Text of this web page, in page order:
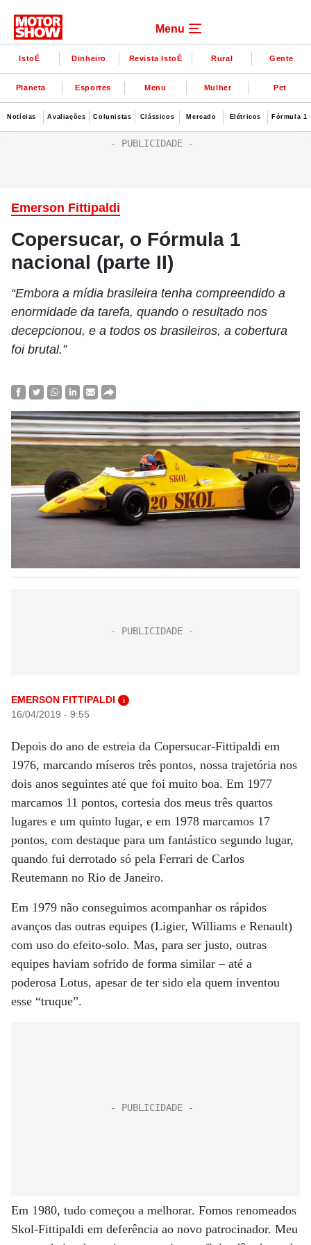
Menu
IstoÉ Dinheiro Revista IstoÉ Rural Gente
Planeta Esportes Menu Mulher Pet
Notícias Avaliações Colunistas Clássicos Mercado Elétricos Fórmula 1
Emerson Fittipaldi
Copersucar, o Fórmula 1
nacional (parte II)
“Embora a mídia brasileira tenha compreendido a
enormidade da tarefa, quando o resultado nos
decepcionou, e a todos os brasileiros, a cobertura
foi brutal.”
EMERSON FITTIPALDI i
16/04/2019 - 9:55
Depois do ano de estreia da Copersucar-Fittipaldi em
1976, marcando míseros três pontos, nossa trajetória nos
dois anos seguintes até que foi muito boa. Em 1977
marcamos 11 pontos, cortesia dos meus três quartos
lugares e um quinto lugar, e em 1978 marcamos 17
pontos, com destaque para um fantástico segundo lugar,
quando fui derrotado só pela Ferrari de Carlos
Reutemann no Rio de Janeiro.
Em 1979 não conseguimos acompanhar os rápidos
avanços das outras equipes (Ligier, Williams e Renault)
com uso do efeito-solo. Mas, para ser justo, outras
equipes haviam sofrido de forma similar – até a
poderosa Lotus, apesar de ter sido ela quem inventou
esse “truque”.
Em 1980, tudo começou a melhorar. Fomos renomeados
Skol-Fittipaldi em deferência ao novo patrocinador. Meu